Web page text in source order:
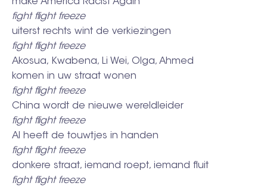
fight flight freeze
uiterst rechts wint de verkiezingen
fight flight freeze
Akosua, Kwabena, Li Wei, Olga, Ahmed
komen in uw straat wonen
fight flight freeze
China wordt de nieuwe wereldleider
fight flight freeze
AI heeft de touwtjes in handen
fight flight freeze
donkere straat, iemand roept, iemand fluit
fight flight freeze